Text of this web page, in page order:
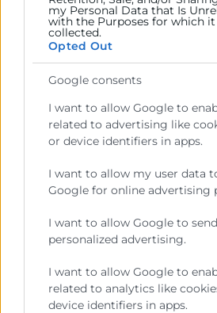
my Personal Data that Is
with the Purposes for which it
collected.
Opted Out
Google consents
I want to allow Google to
related to advertising like
or device identifiers in apps.
I want to allow my user data
Google for online advertising
I want to allow Google to
personalized advertising.
I want to allow Google to
related to analytics like
device identifiers in apps.
Ejercitar las competencias
previstas en la Ley, o que
delegar las Administraciones
Recursos
Sobre la Cámara
Transparencia
Precio mesa citricos